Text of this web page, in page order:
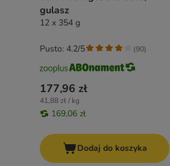
gulasz
12 x 354 g
177,96 zł
41,88 zł / kg
169,06 zł
Pusto: 4.2/5 (90)
Dodaj do koszyka